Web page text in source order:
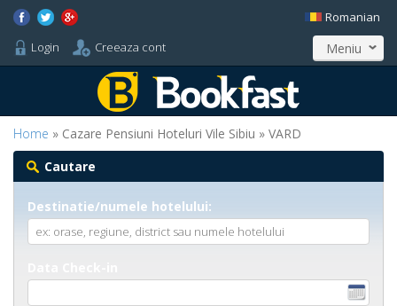
Login Creeaza cont
Romanian
Meniu
Home » Cazare Pensiuni Hoteluri Vile Sibiu » VARD
Cautare
Destinatie/numele hotelului: